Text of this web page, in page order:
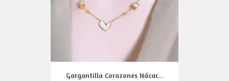
Gargantilla Corazones Nácar...